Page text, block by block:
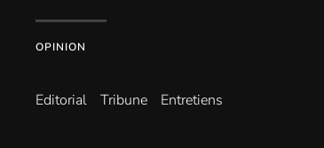
OPINION
Editorial Tribune Entretiens